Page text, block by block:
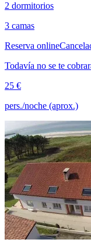
2 dormitorios
3 camas
Reserva online
Todavía no se te
25 €
pers./noche (aprox.)